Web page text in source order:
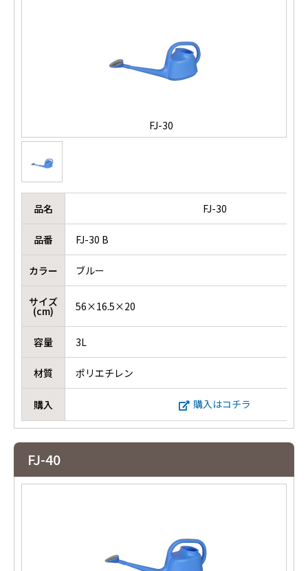
FJ-30
品名 FJ-30
品番 FJ-30 B
カラー ブルー
サイズ
(cm) 56×16.5×20
容量 3L
材質 ポリエチレン
購入 購入はコチラ
FJ-40